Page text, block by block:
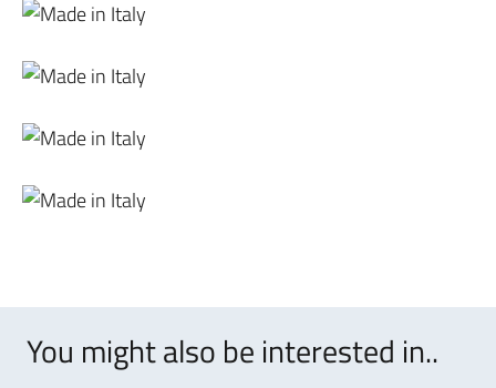
You might also be interested in..